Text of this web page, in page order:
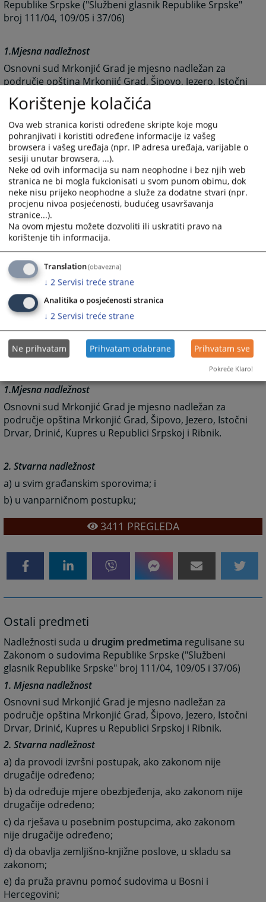
Republike Srpske ("Službeni glasnik Republike Srpske"
broj 111/04, 109/05 i 37/06)
1.Mjesna nadležnost
Osnovni sud Mrkonjić Grad je mjesno nadležan za
područje opština Mrkonjić Grad, Šipovo, Jezero, Istočni
Drvar, Drinić, Kupres u Republici Srpskoj i Ribnik.
2. Stvarna nadležnost
a) u svim prekršajnim predmetima; i
b) da odlučuje o zahtjevima za ponavljanje prekršajnog
postupka.
3328PREGLEDA
Građanski predmeti
Nadležnosti suda ugrađanskim
predmetimaregulisane su Zakonom o sudovima
Republike Srpske ("Službeni glasnik Republike Srpske"
broj 111/04, 109/05 i 37/06).
1.Mjesna nadležnost
Osnovni sud Mrkonjić Grad je mjesno nadležan za
područje opština Mrkonjić Grad, Šipovo, Jezero, Istočni
Drvar, Drinić, Kupres u Republici Srpskoj i Ribnik.
2. Stvarna nadležnost
a) u svim građanskim sporovima; i
b) u vanparničnom postupku;
3411 PREGLEDA
Ostali predmeti
Nadležnosti suda u drugim predmetima regulisane su
Zakonom o sudovima Republike Srpske ("Službeni
glasnik Republike Srpske" broj 111/04, 109/05 i 37/06)
1. Mjesna nadležnost
Osnovni sud Mrkonjić Grad je mjesno nadležan za
područje opština Mrkonjić Grad, Šipovo, Jezero, Istočni
Drvar, Drinić, Kupres u Republici Srpskoj i Ribnik.
2. Stvarna nadležnost
a) da provodi izvršni postupak, ako zakonom nije
drugačije određeno;
b) da određuje mjere obezbjeđenja, ako zakonom nije
drugačije određeno;
c) da rješava u posebnim postupcima, ako zakonom
nije drugačije određeno;
d) da obavlja zemljišno-knjižne poslove, u skladu sa
zakonom;
e) da pruža pravnu pomoć sudovima u Bosni i
Hercegovini;
Korištenje kolačića
Ova web stranica koristi određene skripte koje mogu
pohranjivati i koristiti određene informacije iz vašeg
browsera i vašeg uređaja (npr. IP adresa uređaja, varijable o
sesiji unutar browsera, ...).
Neke od ovih informacija su nam neophodne i bez njih web
stranica ne bi mogla fukcionisati u svom punom obimu, dok
neke nisu prijeko neophodne a služe za dodatne stvari (npr.
procjenu nivoa posjećenosti, budućeg usavršavanja
stranice...).
Na ovom mjestu možete dozvoliti ili uskratiti pravo na
korištenje tih informacija.
Translation(obavezna)
↓ 2 Servisi treće strane
Analitika o posjećenosti stranica
↓ 2 Servisi treće strane
Ne prihvatam Prihvatam odabrane Prihvatam sve
Pokreće Klaro!